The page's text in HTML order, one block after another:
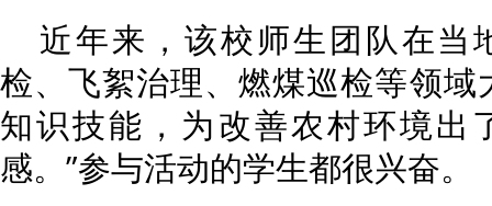
近年来，该校师生团队在当
检、飞絮治理、燃煤巡检等领域
知识技能，为改善农村环境出
感。”参与活动的学生都很兴奋。